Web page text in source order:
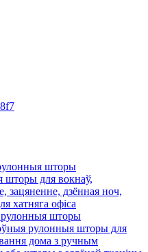
шторы
шторы для вокнаў,
зацяненне, дзённая ноч,
хатняга офіса
шторы
рулонныя шторы для
дома з ручным